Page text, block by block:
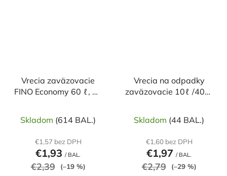
Vrecia zaväzovacie
FINO Economy 60 ℓ, 13
Skladom (614 BAL.)
€1,57 bez DPH
€1,93 / BAL.
€2,39 (–19 %)
Vrecia na odpadky
zaväzovacie 10ℓ /40ks
Skladom (44 BAL.)
€1,60 bez DPH
€1,97 / BAL.
€2,79 (–29 %)